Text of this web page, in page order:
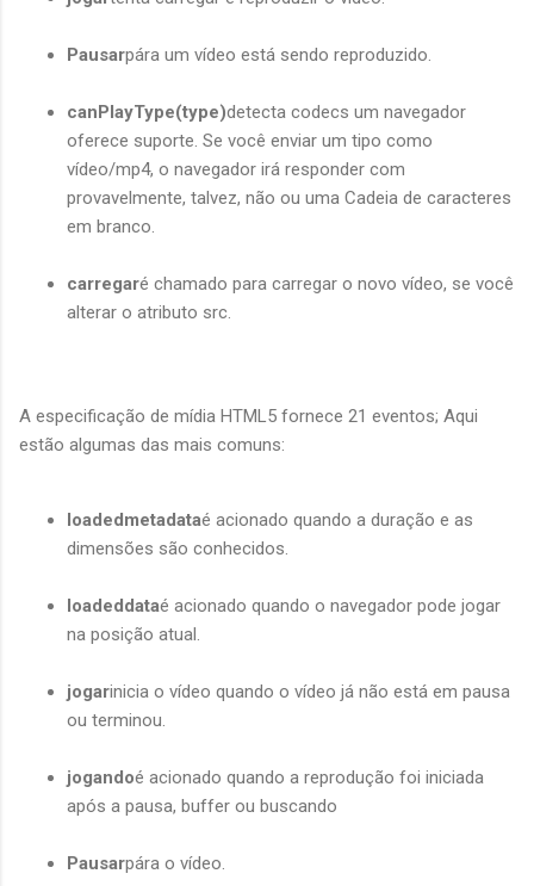
Pausarpára um vídeo está sendo reproduzido.
canPlayType(type)detecta codecs um navegador
oferece suporte. Se você enviar um tipo como
vídeo/mp4, o navegador irá responder com
provavelmente, talvez, não ou uma Cadeia de caracteres
em branco.
carregaré chamado para carregar o novo vídeo, se você
alterar o atributo src.
A especificação de mídia HTML5 fornece 21 eventos; Aqui
estão algumas das mais comuns:
loadedmetadataé acionado quando a duração e as
dimensões são conhecidos.
loadeddataé acionado quando o navegador pode jogar
na posição atual.
jogarinicia o vídeo quando o vídeo já não está em pausa
ou terminou.
jogandoé acionado quando a reprodução foi iniciada
após a pausa, buffer ou buscando
Pausarpára o vídeo.